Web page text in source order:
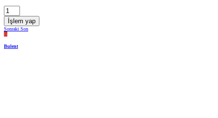
İşlem yap
Sonraki Son
B
Bulent